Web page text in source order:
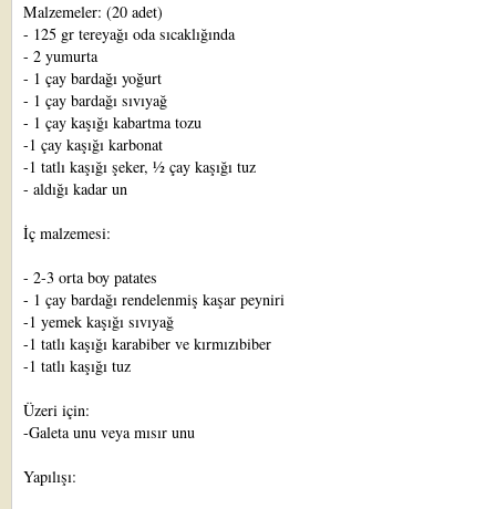
Malzemeler: (20 adet)
- 125 gr tereyağı oda sıcaklığında
- 2 yumurta
- 1 çay bardağı yoğurt
- 1 çay bardağı sıvıyağ
- 1 çay kaşığı kabartma tozu
-1 çay kaşığı karbonat
-1 tatlı kaşığı şeker, ½ çay kaşığı tuz
- aldığı kadar un
İç malzemesi:
- 2-3 orta boy patates
- 1 çay bardağı rendelenmiş kaşar peyniri
-1 yemek kaşığı sıvıyağ
-1 tatlı kaşığı karabiber ve kırmızıbiber
-1 tatlı kaşığı tuz
Üzeri için:
-Galeta unu veya mısır unu
Yapılışı: